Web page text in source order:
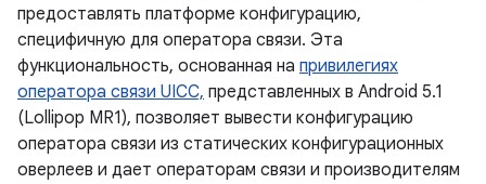
предоставлять платформе конфигурацию,
специфичную для оператора связи. Эта
функциональность, основанная на привилегиях
оператора связи UICC, представленных в Android 5.1
(Lollipop MR1), позволяет вывести конфигурацию
оператора связи из статических конфигурационных
оверлеев и дает операторам связи и производителям